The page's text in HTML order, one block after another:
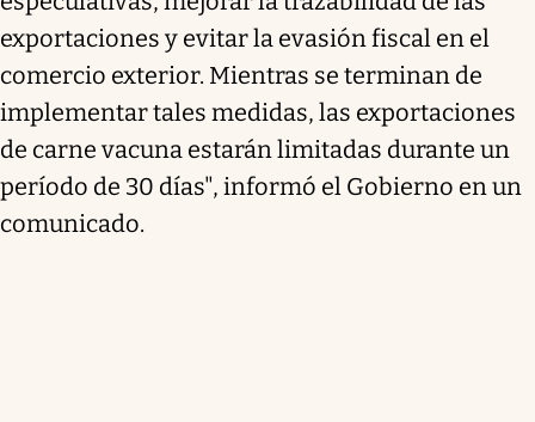
exportaciones y evitar la evasión fiscal en el
comercio exterior. Mientras se terminan de
implementar tales medidas, las exportaciones
de carne vacuna estarán limitadas durante un
período de 30 días", informó el Gobierno en un
comunicado.